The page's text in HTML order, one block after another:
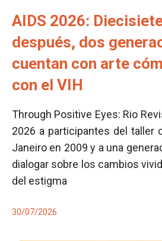
AIDS 2026:
después, dos
cuentan con arte
con el VIH
Through Positive Eyes: Rio
2026 a participantes del taller
Janeiro en 2009 y a una
dialogar sobre los cambios
del estigma
30/07/2026